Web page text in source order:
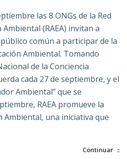
las 8 ONGs de la Red
(RAEA) invitan a
común a participar de la
Ambiental. Tomando
de la Conciencia
cada 27 de septiembre, y el
Ambiental” que se
RAEA promueve la
Ambiental, una iniciativa que
Continuar